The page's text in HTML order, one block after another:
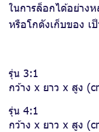
ในการล็อกได้อย่าง
หรือโกดังเก็บของ เ
รุ่น 3:1
กว้าง x ยาว x สูง
รุ่น 4:1
กว้าง x ยาว x สูง